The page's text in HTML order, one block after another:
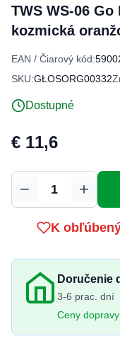
TWS WS-06 Go
kozmická
EAN / Čiarový kód:
SKU:GŁOSORG00332
Dostupné
€ 11,6
Množstvo
K
Doručenie
3-6 prac. dní
Ceny dopravy